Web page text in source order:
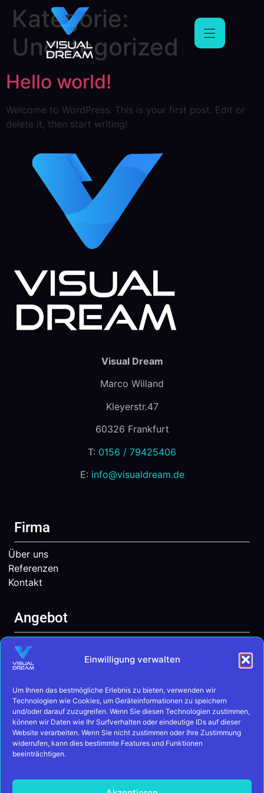
Einwilligung verwalten
Um Ihnen das bestmögliche Erlebnis zu bieten, verwenden wir
Technologien wie Cookies, um Geräteinformationen zu speichern
und/oder darauf zuzugreifen. Wenn Sie diesen Technologien zustimmen,
können wir Daten wie Ihr Surfverhalten oder eindeutige IDs auf dieser
Website verarbeiten. Wenn Sie nicht zustimmen oder Ihre Zustimmung
widerrufen, kann dies bestimmte Features und Funktionen
beeinträchtigen.
Kategorie:
Uncategorized
Hello world!
Welcome to WordPress. This is your first post. Edit or
delete it, then start writing!
Visual Dream
Marco Willand
Kleyerstr.47
60326 Frankfurt
T: 0156 / 79425406
E: info@visualdream.de
Firma
Über uns
Referenzen
Kontakt
Angebot
Website erstellen lassen
SEO Agentur
Rechtliches
Impressum
Datenschutz
Cookie Richtlinie